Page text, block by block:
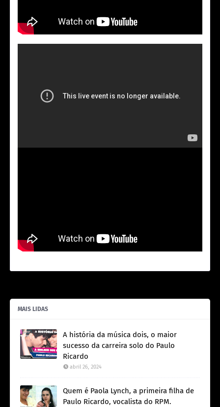
MAIS LIDAS
A história da música dois, o maior
sucesso da carreira solo do Paulo
Ricardo
abril 26, 2024
Quem é Paola Lynch, a primeira filha de
Paulo Ricardo, vocalista do RPM.